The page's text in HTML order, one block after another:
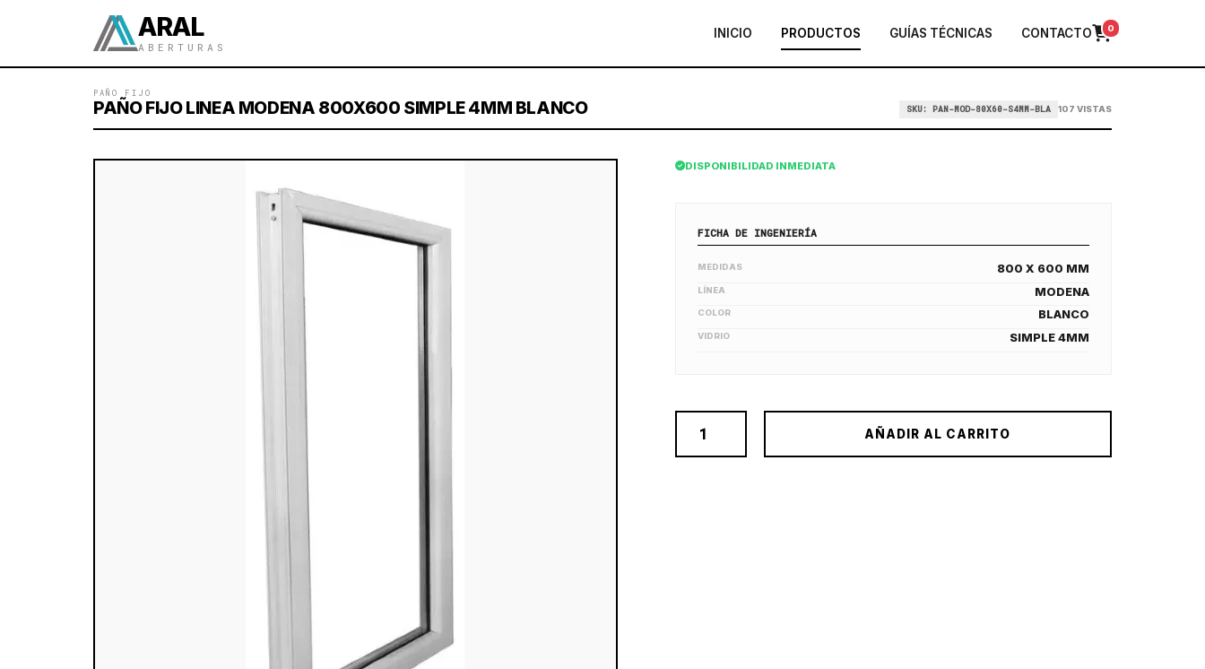
ARAL
ABERTURAS
INICIO PRODUCTOS GUÍAS TÉCNICAS CONTACTO 0
PAÑO FIJO
PAÑO FIJO LINEA MODENA 800X600 SIMPLE 4MM BLANCO SKU: PAN-MOD-80X60-S4MM-BLA 107 VISTAS
DISPONIBILIDAD INMEDIATA
FICHA DE INGENIERÍA
MEDIDAS 800 X 600 MM
LÍNEA MODENA
COLOR BLANCO
VIDRIO SIMPLE 4MM
AÑADIR AL CARRITO